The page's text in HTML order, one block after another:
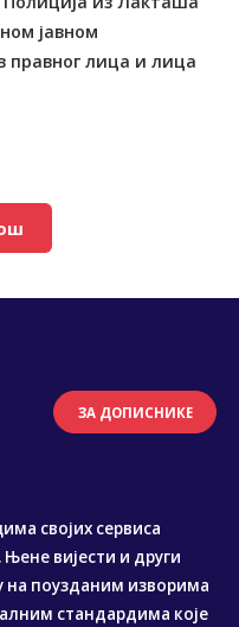
јавном
лица и лица
ЗА ДОПИСНИКЕ
својих сервиса
вијести и други
на поузданим изворима
стандардима које